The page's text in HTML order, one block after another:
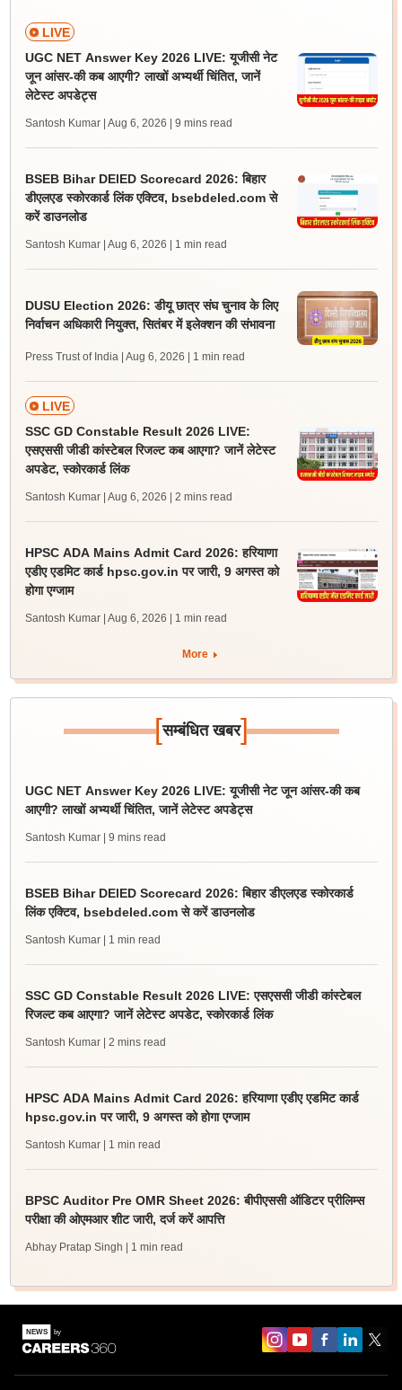
LIVE
UGC NET Answer Key 2026 LIVE: यूजीसी नेट
जून आंसर-की कब आएगी? लाखों अभ्यर्थी चिंतित, जानें
लेटेस्ट अपडेट्स
Santosh Kumar | Aug 6, 2026 | 9 mins read
BSEB Bihar DElED Scorecard 2026: बिहार
डीएलएड स्कोरकार्ड लिंक एक्टिव, bsebdeled.com से
करें डाउनलोड
Santosh Kumar | Aug 6, 2026 | 1 min read
DUSU Election 2026: डीयू छात्र संघ चुनाव के लिए
निर्वाचन अधिकारी नियुक्त, सितंबर में इलेक्शन की संभावना
Press Trust of India | Aug 6, 2026 | 1 min read
LIVE
SSC GD Constable Result 2026 LIVE:
एसएससी जीडी कांस्टेबल रिजल्ट कब आएगा? जानें लेटेस्ट
अपडेट, स्कोरकार्ड लिंक
Santosh Kumar | Aug 6, 2026 | 2 mins read
HPSC ADA Mains Admit Card 2026: हरियाणा
एडीए एडमिट कार्ड hpsc.gov.in पर जारी, 9 अगस्त को
होगा एग्जाम
Santosh Kumar | Aug 6, 2026 | 1 min read
More
[सम्बंधित खबर]
UGC NET Answer Key 2026 LIVE: यूजीसी नेट जून आंसर-की कब
आएगी? लाखों अभ्यर्थी चिंतित, जानें लेटेस्ट अपडेट्स
Santosh Kumar | 9 mins read
BSEB Bihar DElED Scorecard 2026: बिहार डीएलएड स्कोरकार्ड
लिंक एक्टिव, bsebdeled.com से करें डाउनलोड
Santosh Kumar | 1 min read
SSC GD Constable Result 2026 LIVE: एसएससी जीडी कांस्टेबल
रिजल्ट कब आएगा? जानें लेटेस्ट अपडेट, स्कोरकार्ड लिंक
Santosh Kumar | 2 mins read
HPSC ADA Mains Admit Card 2026: हरियाणा एडीए एडमिट कार्ड
hpsc.gov.in पर जारी, 9 अगस्त को होगा एग्जाम
Santosh Kumar | 1 min read
BPSC Auditor Pre OMR Sheet 2026: बीपीएससी ऑडिटर प्रीलिम्स
परीक्षा की ओएमआर शीट जारी, दर्ज करें आपत्ति
Abhay Pratap Singh | 1 min read